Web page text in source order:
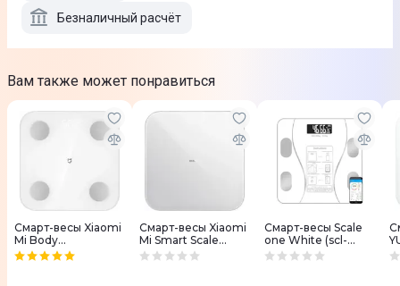
Безналичный расчёт
Вам также может понравиться
Смарт-весы Xiaomi
Mi Body
Composition Scale
S400 (BHR7793GL)
Смарт-весы Xiaomi
Mi Smart Scale
S200 White
Смарт-весы Scale
one White (scl-
001wh)